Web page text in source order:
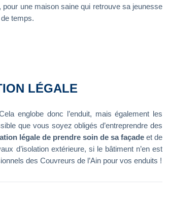
pour une maison saine qui retrouve sa jeunesse
temps.
LÉGALE
englobe donc l’enduit, mais également les
que vous soyez obligés d’entreprendre des
légale de prendre soin de sa façade et de
d’isolation extérieure, si le bâtiment n’en est
des Couvreurs de l’Ain pour vos enduits !